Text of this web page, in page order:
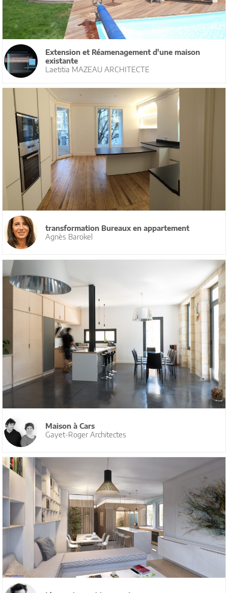
Extension et Réamenagement d'une maison
existante
Laetitia MAZEAU ARCHITECTE
transformation Bureaux en appartement
Agnès Barokel
Maison à Cars
Gayet-Roger Architectes